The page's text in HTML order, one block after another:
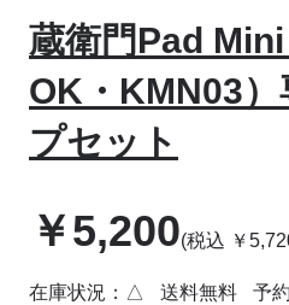
蔵衛門Pad
OK・KMN03
プセット
￥5,200(税込 ￥
在庫状況：△ 送料無料 予